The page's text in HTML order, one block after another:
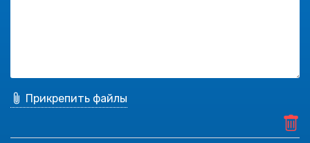
Прикрепить файлы